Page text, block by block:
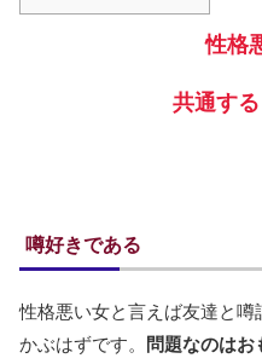
性格
共通す
噂好きである
性格悪い女と言えば友達と
かぶはずです。
問題なのは